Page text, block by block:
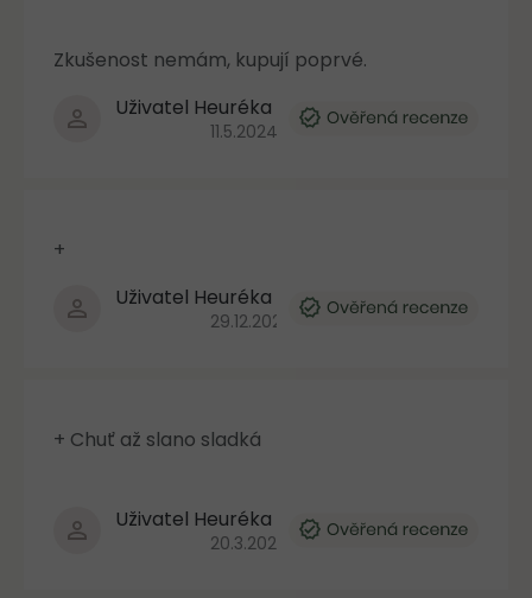
Uživatel Heuréka
Hodnocení produktu je 5 z 5 hvězdiček.
11.5.2024
Zkušenost nemám, kupují poprvé.
Uživatel Heuréka
Hodnocení produktu je 5 z 5 hvězdiček.
29.12.2023
+
Uživatel Heuréka
Hodnocení produktu je 5 z 5 hvězdiček.
20.3.2023
+ Chuť až slano sladká